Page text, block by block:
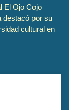
El Ojo Cojo
destacó por su
cultural en